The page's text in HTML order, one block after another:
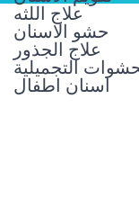
علاج اللثه
حشو الاسنان
علاج الجذور
التجميلية
اسنان اطفال